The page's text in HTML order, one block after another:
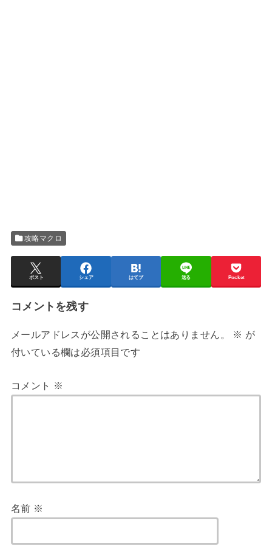
攻略マクロ
ポスト シェア はてブ 送る Pocket
コメントを残す
メールアドレスが公開されることはありません。 ※ が
付いている欄は必須項目です
コメント ※
名前 ※